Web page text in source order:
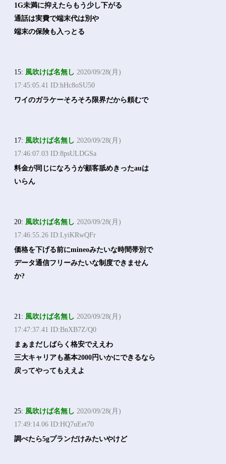
1G未満に抑えたらもう少し下がる
通話は実費で端末代は別や
端末の保険も入っとる
15: 風吹けば名無し 2020/09/28(月)
17:45:05.41 ID:hHc8oSU50
ワイのガラケーそろそろ限界だから頼むで
17: 風吹けば名無し 2020/09/28(月)
17:46:07.03 ID:8psULDGSa
料金が同じになろうが顧客舐めきったauは
いらん
20: 風吹けば名無し 2020/09/28(月)
17:46:55.26 ID:LyiKRwQFr
価格を下げる前にmineoみたいな時間帯別で
データ通信フリーみたいな制度できません
か?
21: 風吹けば名無し 2020/09/28(月)
17:47:37.41 ID:BnXB7Z/Q0
まぁまだしばらく格安でええわ
三大キャリアも基本2000円いかにできるなら
戻ってやってもええよ
25: 風吹けば名無し 2020/09/28(月)
17:49:14.06 ID:HQ7uEet70
調べたら5gプランだけみたいやけど